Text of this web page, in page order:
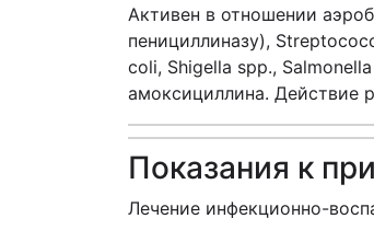
Активен в отношении
пенициллиназу),
coli, Shigella spp.,
амоксициллина. Действие
Показания к
Лечение инфекционно-